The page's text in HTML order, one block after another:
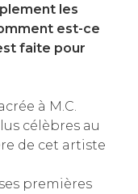
les
est-ce
faite pour
à M.C.
célèbres au
de cet artiste
premières